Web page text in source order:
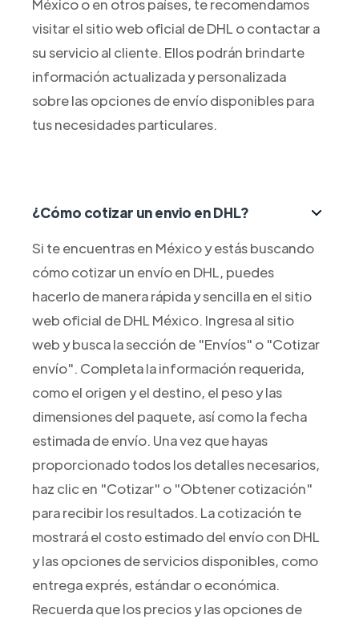
México o en otros países, te recomendamos
visitar el sitio web oficial de DHL o contactar a
su servicio al cliente. Ellos podrán brindarte
información actualizada y personalizada
sobre las opciones de envío disponibles para
tus necesidades particulares.
¿Cómo cotizar un envio en DHL?
Si te encuentras en México y estás buscando
cómo cotizar un envío en DHL, puedes
hacerlo de manera rápida y sencilla en el sitio
web oficial de DHL México. Ingresa al sitio
web y busca la sección de "Envíos" o "Cotizar
envío". Completa la información requerida,
como el origen y el destino, el peso y las
dimensiones del paquete, así como la fecha
estimada de envío. Una vez que hayas
proporcionado todos los detalles necesarios,
haz clic en "Cotizar" o "Obtener cotización"
para recibir los resultados. La cotización te
mostrará el costo estimado del envío con DHL
y las opciones de servicios disponibles, como
entrega exprés, estándar o económica.
Recuerda que los precios y las opciones de